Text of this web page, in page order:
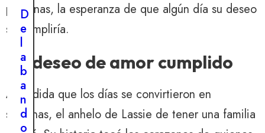
personas, la esperanza de que algún día su deseo
se cumpliría.
Un deseo de amor cumplido
A medida que los días se convirtieron en
semanas, el anhelo de Lassie de tener una familia
D
e
l
a
b
a
n
d
o